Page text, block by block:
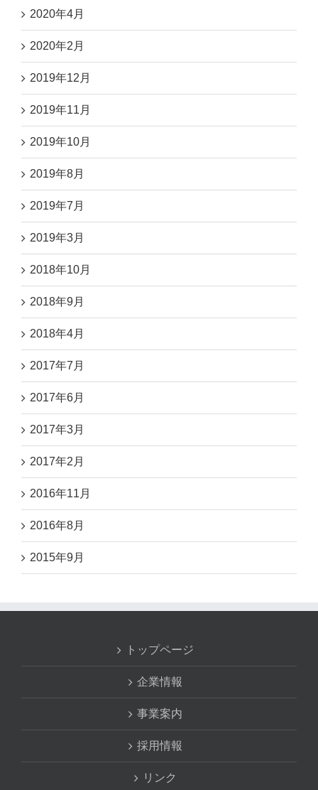
2020年4月
2020年2月
2019年12月
2019年11月
2019年10月
2019年8月
2019年7月
2019年3月
2018年10月
2018年9月
2018年4月
2017年7月
2017年6月
2017年3月
2017年2月
2016年11月
2016年8月
2015年9月
トップページ
企業情報
事業案内
採用情報
リンク